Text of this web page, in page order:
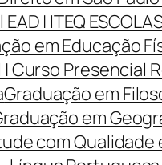
| ITEQ
em Educação
Curso Presencial
Graduação em
em
com